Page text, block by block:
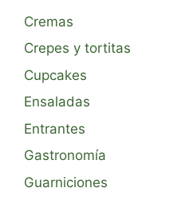
Cremas
Crepes y tortitas
Cupcakes
Ensaladas
Entrantes
Gastronomía
Guarniciones